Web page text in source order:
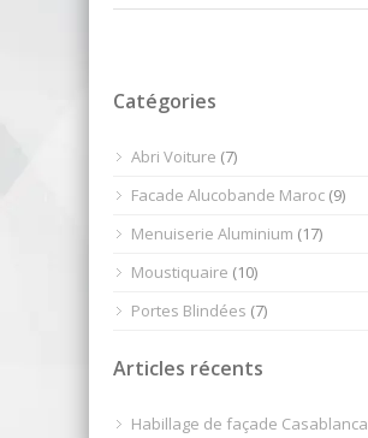
Catégories
Abri Voiture (7)
Facade Alucobande Maroc (9)
Menuiserie Aluminium (17)
Moustiquaire (10)
Portes Blindées (7)
Articles récents
Habillage de façade Casablanca